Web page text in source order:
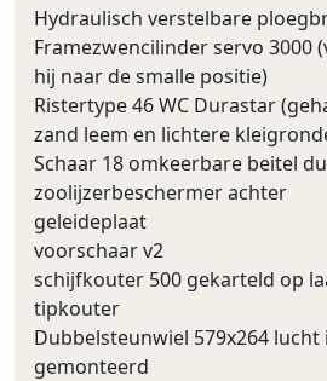
Hydraulisch verstelbare
Framezwencilinder servo 3000
hij naar de smalle positie)
Ristertype 46 WC Durastar
zand leem en lichtere
Schaar 18 omkeerbare beitel
zoolijzerbeschermer achter
geleideplaat
voorschaar v2
schijfkouter 500 gekarteld op
tipkouter
Dubbelsteunwiel 579x264
gemonteerd